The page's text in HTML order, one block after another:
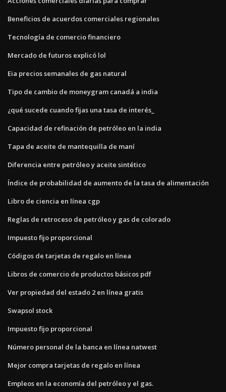
Beneficios de acuerdos comerciales regionales
Tecnología de comercio financiero
Mercado de futuros explicó lol
Eia precios semanales de gas natural
Tipo de cambio de moneygram canadá a india
¿qué sucede cuando fijas una tasa de interés_
Capacidad de refinación de petróleo en la india
Tapa de aceite de mantequilla de maní
Diferencia entre petróleo y aceite sintético
Índice de probabilidad de aumento de la tasa de alimentación
Libro de ciencia en línea cgp
Reglas de retroceso de petróleo y gas de colorado
Impuesto fijo proporcional
Códigos de tarjetas de regalo en línea
Libros de comercio de productos básicos pdf
Ver propiedad del estado 2 en línea gratis
Swapsol stock
Impuesto fijo proporcional
Número personal de la banca en línea natwest
Mejor compra tarjetas de regalo en línea
Empleos en la economía del petróleo y el gas.